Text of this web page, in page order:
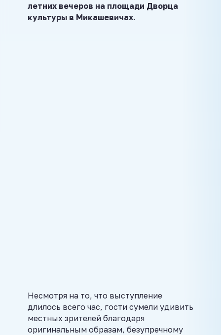
летних вечеров на площади Дворца
культуры в Микашевичах.
Несмотря на то, что выступление
длилось всего час, гости сумели удивить
местных зрителей благодаря
оригинальным образам, безупречному